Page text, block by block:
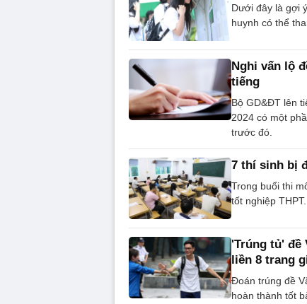
Dưới đây là gợi
huynh có thể
Nghi vấn lộ
tiếng
Bộ GD&ĐT lên
2024 có một
trước đó.
7 thí sinh bị
Trong buổi thi
tốt nghiệp THPT.
'Trúng tủ'
liền 8 trang
Đoán trúng đề
hoàn thành tốt